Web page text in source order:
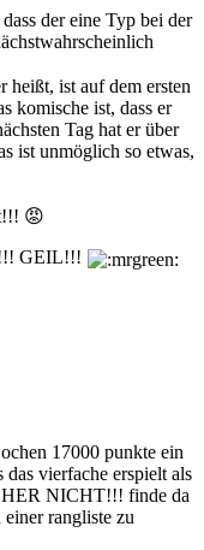
der eine Typ bei der
heißt, ist auf dem ersten
komische ist, dass er
Tag hat er über
ist unmöglich so etwas,
😡
GEIL!!!
17000 punkte ein
das vierfache erspielt als
NICHT!!! finde da
rangliste zu